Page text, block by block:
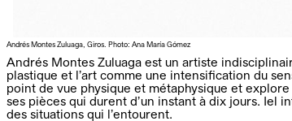
Andrés Montes Zuluaga, Giros. Photo: Ana María Gómez
Andrés Montes Zuluaga est un artiste
plastique et l’art comme une intensification du
point de vue physique et métaphysique et
ses pièces qui durent d’un instant à dix jours. Iel
des situations qui l’entourent.